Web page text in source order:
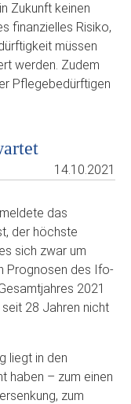
Zukunft keinen
finanzielles Risiko,
müssen
werden. Zudem
Pflegebedürftigen
14.10.2021
das
der höchste
sich zwar um
Prognosen des Ifo-
2021
28 Jahren nicht
liegt in den
haben – zum einen
zum